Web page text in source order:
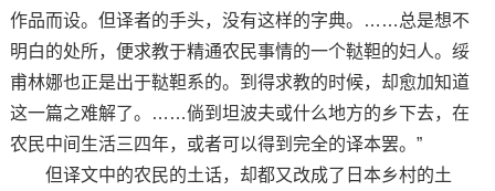
作品而设。但译者的手头，没有这样的字典。……总是想不
明白的处所，便求教于精通农民事情的一个鞑靼的妇人。绥
甫林娜也正是出于鞑靼系的。到得求教的时候，却愈加知道
这一篇之难解了。……倘到坦波夫或什么地方的乡下去，在
农民中间生活三四年，或者可以得到完全的译本罢。”
但译文中的农民的土话，却都又改成了日本乡村的土